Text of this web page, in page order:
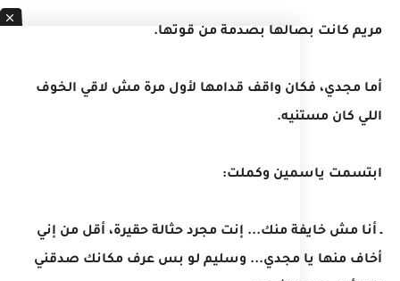
مريم كانت بصالها بصدمة من قوتها.
أما مجدي، فكان واقف قدامها لأول مرة مش لاقي الخوف
اللي كان مستنيه.
ابتسمت ياسمين وكملت:
ـ أنا مش خايفة منك... إنت مجرد حثالة حقيرة، أقل من إني
أخاف منها يا مجدي... وسليم لو بس عرف مكانك صدقني